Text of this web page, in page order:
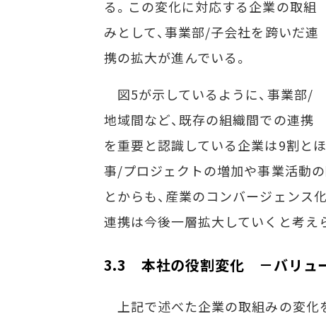
る。この変化に対応する企業の取組
みとして、事業部/子会社を跨いだ連
携の拡大が進んでいる。
図5が示しているように、事業部/
地域間など、既存の組織間での連携
を重要と認識している企業は9割と
事/プロジェクトの増加や事業活動
とからも、産業のコンバージェンス
連携は今後一層拡大していくと考え
3.3 本社の役割変化 －バリュ
上記で述べた企業の取組みの変化